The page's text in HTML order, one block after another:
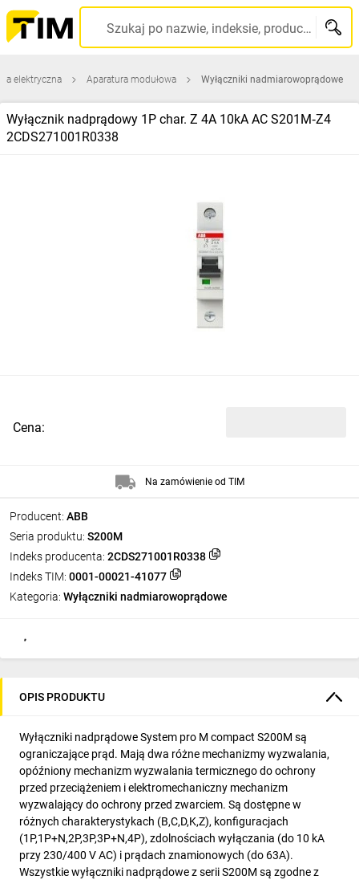
Szukaj po nazwie, indeksie, producencie, kodzie kreskowym...
elektryczna Aparatura modułowa Wyłączniki nadmiarowoprądowe
Wyłącznik nadprądowy 1P char. Z 4A 10kA AC S201M‑Z4
2CDS271001R0338
Producent: ABB
Seria produktu: S200M
Indeks producenta: 2CDS271001R0338
Indeks TIM: 0001-00021-41077
Kategoria: Wyłączniki nadmiarowoprądowe
Cena:
Na zamówienie od TIM
OPIS PRODUKTU
Wyłączniki nadprądowe System pro M compact S200M są
ograniczające prąd. Mają dwa różne mechanizmy wyzwalania,
opóźniony mechanizm wyzwalania termicznego do ochrony
przed przeciążeniem i elektromechaniczny mechanizm
wyzwalający do ochrony przed zwarciem. Są dostępne w
różnych charakterystykach (B,C,D,K,Z), konfiguracjach
(1P,1P+N,2P,3P,3P+N,4P), zdolnościach wyłączania (do 10 kA
przy 230/400 V AC) i prądach znamionowych (do 63A).
Wszystkie wyłączniki nadprądowe z serii S200M są zgodne z